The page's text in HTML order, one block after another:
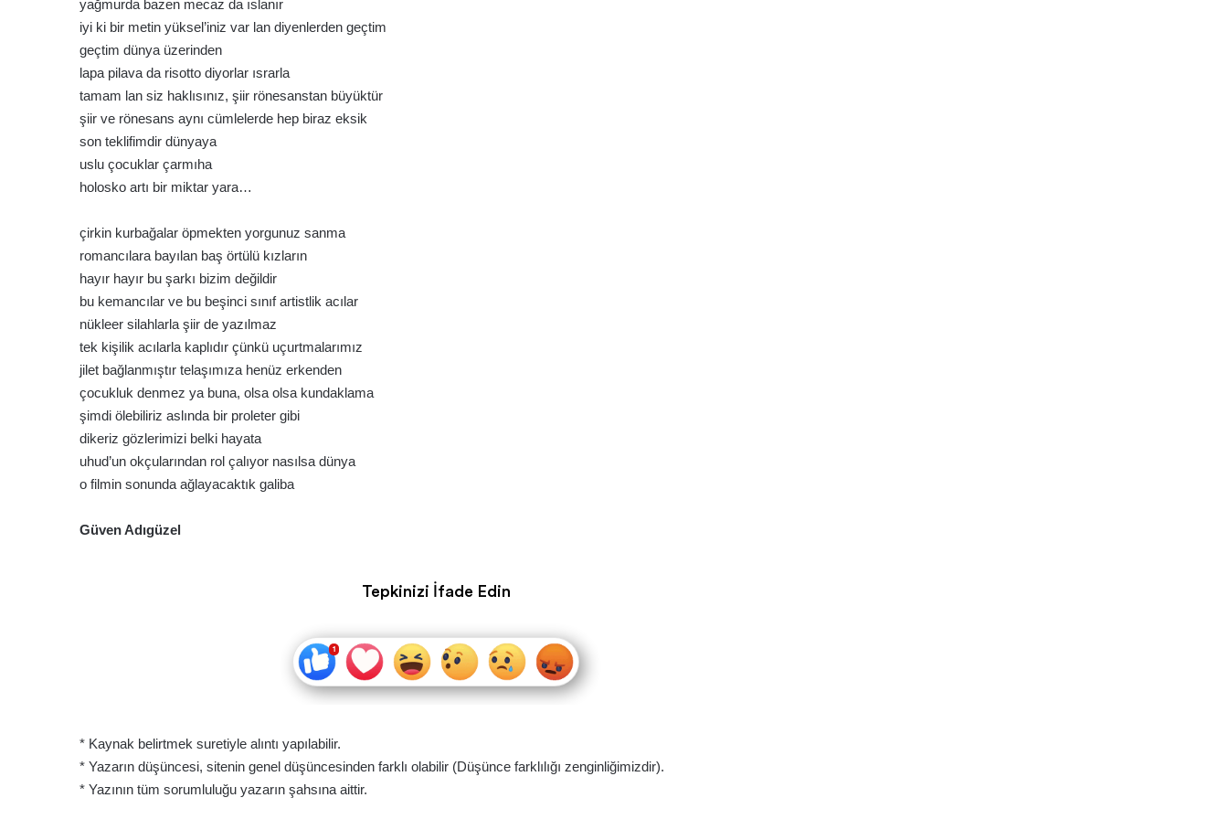
yağmurda bazen mecaz da ıslanır
iyi ki bir metin yüksel’iniz var lan diyenlerden geçtim
geçtim dünya üzerinden
lapa pilava da risotto diyorlar ısrarla
tamam lan siz haklısınız, şiir rönesanstan büyüktür
şiir ve rönesans aynı cümlelerde hep biraz eksik
son teklifimdir dünyaya
uslu çocuklar çarmıha
holosko artı bir miktar yara…
çirkin kurbağalar öpmekten yorgunuz sanma
romancılara bayılan baş örtülü kızların
hayır hayır bu şarkı bizim değildir
bu kemancılar ve bu beşinci sınıf artistlik acılar
nükleer silahlarla şiir de yazılmaz
tek kişilik acılarla kaplıdır çünkü uçurtmalarımız
jilet bağlanmıştır telaşımıza henüz erkenden
çocukluk denmez ya buna, olsa olsa kundaklama
şimdi ölebiliriz aslında bir proleter gibi
dikeriz gözlerimizi belki hayata
uhud’un okçularından rol çalıyor nasılsa dünya
o filmin sonunda ağlayacaktık galiba
Güven Adıgüzel
Tepkinizi İfade Edin
* Kaynak belirtmek suretiyle alıntı yapılabilir.
* Yazarın düşüncesi, sitenin genel düşüncesinden farklı olabilir (Düşünce farklılığı zenginliğimizdir).
* Yazının tüm sorumluluğu yazarın şahsına aittir.